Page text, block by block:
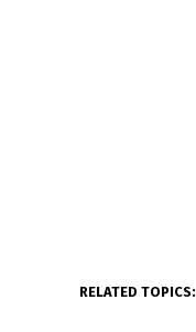
RELATED TOPICS: